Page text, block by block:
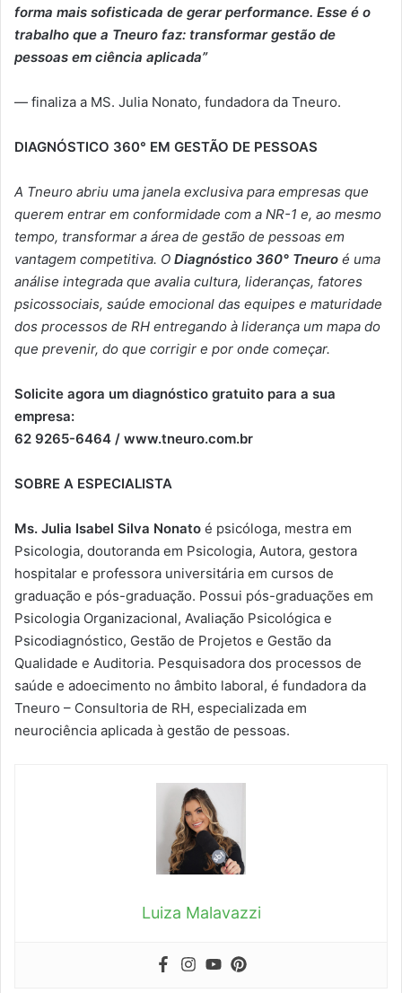
forma mais sofisticada de gerar performance. Esse é o
trabalho que a Tneuro faz: transformar gestão de
pessoas em ciência aplicada”
— finaliza a MS. Julia Nonato, fundadora da Tneuro.
DIAGNÓSTICO 360° EM GESTÃO DE PESSOAS
A Tneuro abriu uma janela exclusiva para empresas que
querem entrar em conformidade com a NR-1 e, ao mesmo
tempo, transformar a área de gestão de pessoas em
vantagem competitiva. O Diagnóstico 360° Tneuro é uma
análise integrada que avalia cultura, lideranças, fatores
psicossociais, saúde emocional das equipes e maturidade
dos processos de RH entregando à liderança um mapa do
que prevenir, do que corrigir e por onde começar.
Solicite agora um diagnóstico gratuito para a sua
empresa:
62 9265-6464 / www.tneuro.com.br
SOBRE A ESPECIALISTA
Ms. Julia Isabel Silva Nonato é psicóloga, mestra em
Psicologia, doutoranda em Psicologia, Autora, gestora
hospitalar e professora universitária em cursos de
graduação e pós-graduação. Possui pós-graduações em
Psicologia Organizacional, Avaliação Psicológica e
Psicodiagnóstico, Gestão de Projetos e Gestão da
Qualidade e Auditoria. Pesquisadora dos processos de
saúde e adoecimento no âmbito laboral, é fundadora da
Tneuro – Consultoria de RH, especializada em
neurociência aplicada à gestão de pessoas.
Luiza Malavazzi